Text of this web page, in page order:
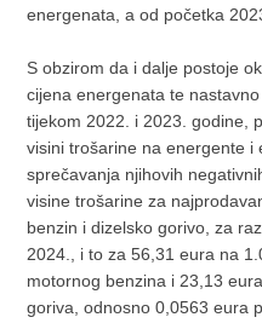
energenata, a od početka
S obzirom da i dalje postoje
cijena energenata te
tijekom 2022. i 2023. godine,
visini trošarine na energente i
sprečavanja njihovih
visine trošarine za
benzin i dizelsko gorivo, za
2024., i to za 56,31 eura na
motornog benzina i 23,13
goriva, odnosno 0,0563 eura